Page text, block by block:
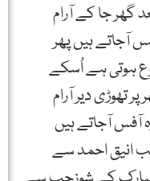
جا کے آرام
پڑھکر ۳بجے آفس آجاتے ہیں پھر
ہوتی ہے اُسکے
تھوڑی دیر آرام
۲ بجے دوبارہ آفس آجاتے ہیں
انیق احمد سے